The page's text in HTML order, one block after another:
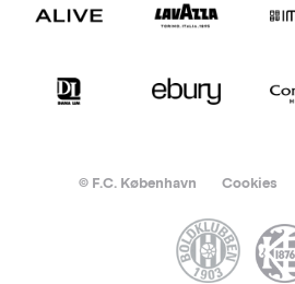
© F.C. København Cookies